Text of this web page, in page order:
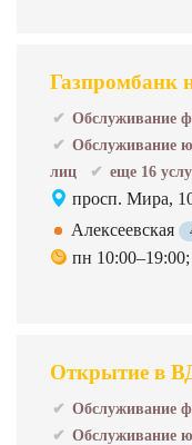
Газпромбанк
Обслуживание
Обслуживание
лиц
еще 16
просп. Мира,
Алексеевская
пн
Открытие в
Обслуживание
Обслуживание